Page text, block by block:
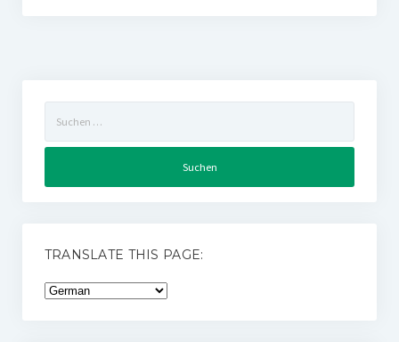
nach:
TRANSLATE THIS PAGE: